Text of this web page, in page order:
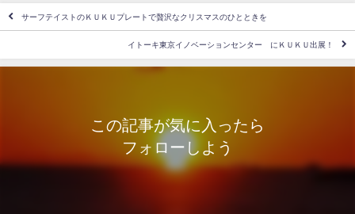
サーフテイストのＫＵＫＵプレートで贅沢なクリスマスのひとときを
イトーキ東京イノベーションセンター にＫＵＫＵ出展！
この記事が気に入ったら
フォローしよう